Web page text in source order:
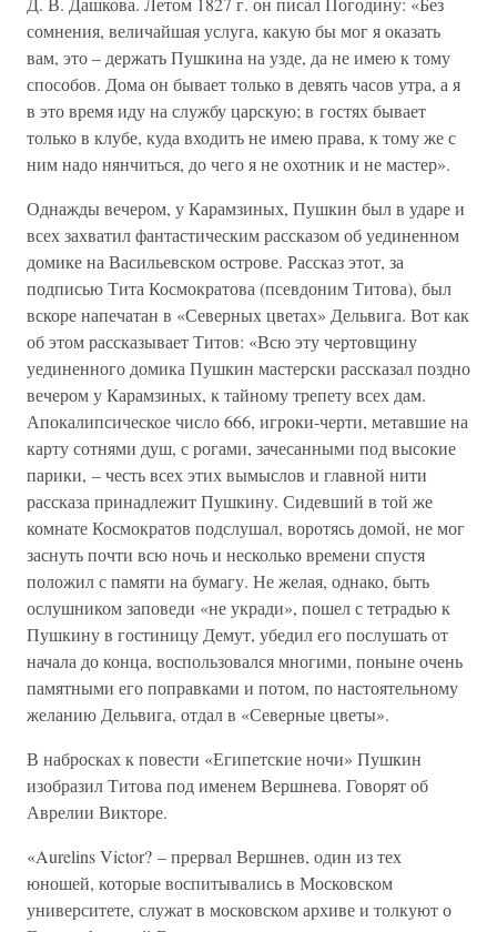
сомнения, величайшая услуга, какую бы мог я оказать
вам, это – держать Пушкина на узде, да не имею к тому
способов. Дома он бывает только в девять часов утра, а я
в это время иду на службу царскую; в гостях бывает
только в клубе, куда входить не имею права, к тому же с
ним надо нянчиться, до чего я не охотник и не мастер».
Однажды вечером, у Карамзиных, Пушкин был в ударе и
всех захватил фантастическим рассказом об уединенном
домике на Васильевском острове. Рассказ этот, за
подписью Тита Космократова (псевдоним Титова), был
вскоре напечатан в «Северных цветах» Дельвига. Вот как
об этом рассказывает Титов: «Всю эту чертовщину
уединенного домика Пушкин мастерски рассказал поздно
вечером у Карамзиных, к тайному трепету всех дам.
Апокалипсическое число 666, игроки-черти, метавшие на
карту сотнями душ, с рогами, зачесанными под высокие
парики, – честь всех этих вымыслов и главной нити
рассказа принадлежит Пушкину. Сидевший в той же
комнате Космократов подслушал, воротясь домой, не мог
заснуть почти всю ночь и несколько времени спустя
положил с памяти на бумагу. Не желая, однако, быть
ослушником заповеди «не укради», пошел с тетрадью к
Пушкину в гостиницу Демут, убедил его послушать от
начала до конца, воспользовался многими, поныне очень
памятными его поправками и потом, по настоятельному
желанию Дельвига, отдал в «Северные цветы».
В набросках к повести «Египетские ночи» Пушкин
изобразил Титова под именем Вершнева. Говорят об
Аврелии Викторе.
«Aurelins Victor? – прервал Вершнев, один из тех
юношей, которые воспитывались в Московском
университете, служат в московском архиве и толкуют о